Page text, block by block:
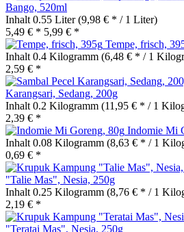
Bango, 520ml
Inhalt 0.55 Liter(9,98 € * / 1 Liter)
5,49 € * 5,99 € *
Tempe, frisch,
Inhalt 0.4 Kilogramm (6,48 € * / 1
2,59 € *
Karangsari, Sedang, 200g
Inhalt 0.2 Kilogramm (11,95 € * / 1
2,39 € *
Indomie Mi
Inhalt 0.08 Kilogramm (8,63 € * / 1
0,69 € *
"Talie Mas", Nesia, 250g
Inhalt 0.25 Kilogramm (8,76 € * / 1
2,19 € *
"Teratai Mas", Nesia, 250g